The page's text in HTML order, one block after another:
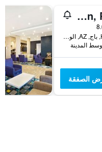
Country Inn & Suites by Radisson, Page, AZ
880 Haul Road, باج, AZ, الولايات المتحدة الأميريكية
الصفقة